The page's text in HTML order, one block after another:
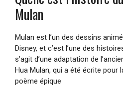
Mulan
Mulan est l’un des dessins
Disney, et c’est l’une des
s’agit d’une adaptation de
Hua Mulan, qui a été écrite pour
poème épique